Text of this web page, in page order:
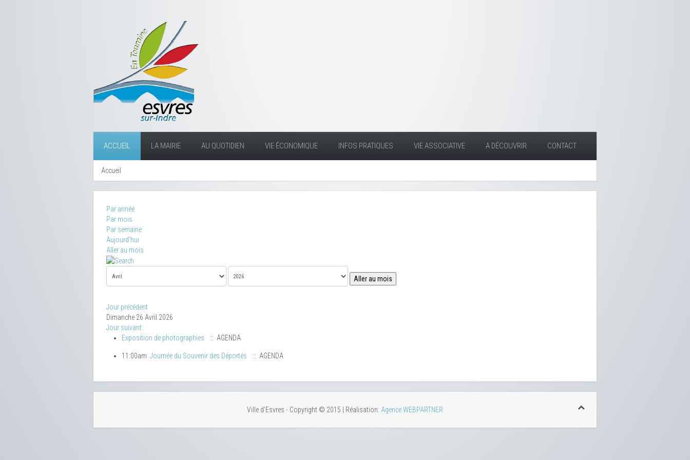
ACCUEIL LA MAIRIE AU QUOTIDIEN VIE ÉCONOMIQUE INFOS PRATIQUES VIE ASSOCIATIVE A DÉCOUVRIR CONTACT
Accueil
Par année
Par mois
Par semaine
Aujourd'hui
Aller au mois
Aller au mois
Jour précédent
Dimanche 26 Avril 2026
Jour suivant
Exposition de photographies
:: AGENDA
11:00am Journée du Souvenir des Déportés :: AGENDA
Ville d'Esvres - Copyright © 2015 | Réalisation: Agence WEBPARTNER